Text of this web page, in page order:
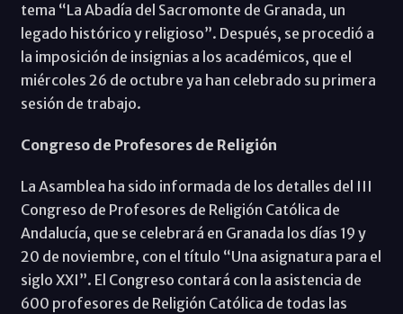
tema “La Abadía del Sacromonte de Granada, un
legado histórico y religioso”. Después, se procedió a
la imposición de insignias a los académicos, que el
miércoles 26 de octubre ya han celebrado su primera
sesión de trabajo.
Congreso de Profesores de Religión
La Asamblea ha sido informada de los detalles del III
Congreso de Profesores de Religión Católica de
Andalucía, que se celebrará en Granada los días 19 y
20 de noviembre, con el título “Una asignatura para el
siglo XXI”. El Congreso contará con la asistencia de
600 profesores de Religión Católica de todas las